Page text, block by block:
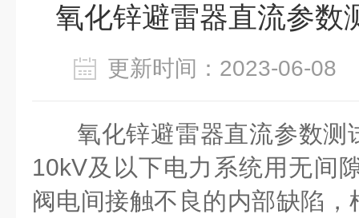
氧化锌避雷器直流参数
更新时间：2023-06-
氧化锌避雷器直流参数测
10kV及以下电力系统用无间
阀电间接触不良的内部缺陷